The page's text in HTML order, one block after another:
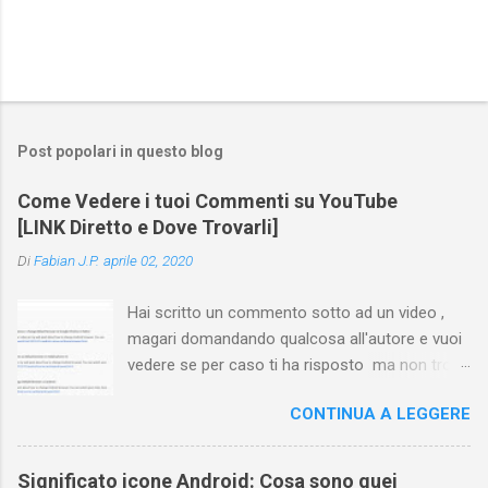
Post popolari in questo blog
Come Vedere i tuoi Commenti su YouTube
[LINK Diretto e Dove Trovarli]
DiFabian J.P. aprile 02, 2020
Hai scritto un commento sotto ad un video ,
magari domandando qualcosa all'autore e vuoi
vedere se per caso ti ha risposto ma non trovi
nessuna voce del tipo " cronologia commenti
YouTube " o cose simili? Vuoi sapere come
farlo sia se accedi dal tuo computer (PC/Mac)
CONTINUA A LEGGERE
Significato icone Android: Cosa sono quei